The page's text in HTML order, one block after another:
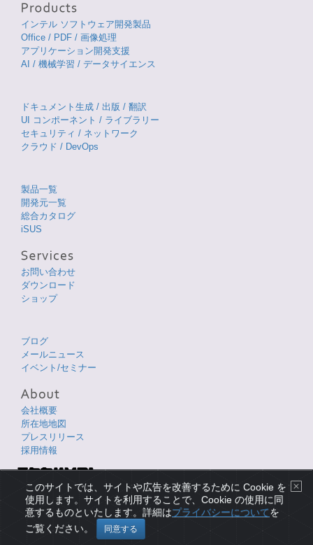
インテル ソフトウェア開発製品
Office / PDF / 画像処理
アプリケーション開発支援
AI / 機械学習 / データサイエンス
ドキュメント生成 / 出版 / 翻訳
UI コンポーネント / ライブラリー
セキュリティ / ネットワーク
クラウド / DevOps
製品一覧
開発元一覧
総合カタログ
iSUS
お問い合わせ
ダウンロード
ショップ
ブログ
メールニュース
イベント/セミナー
会社概要
所在地地図
プレスリリース
採用情報
Copyright © 1998-2026 XLsoft Corporation. All Rights Reserved.
各製品名は、各社の商標または登録商標です。
プライバシーについて|使用条件 |サイトマップ| English Page
このサイトでは、サイトや広告を改善するために Cookie を
使用します。サイトを利用することで、Cookie の使用に同
意するものといたします。詳細はプライバシーについてを
ご覧ください。
同意する